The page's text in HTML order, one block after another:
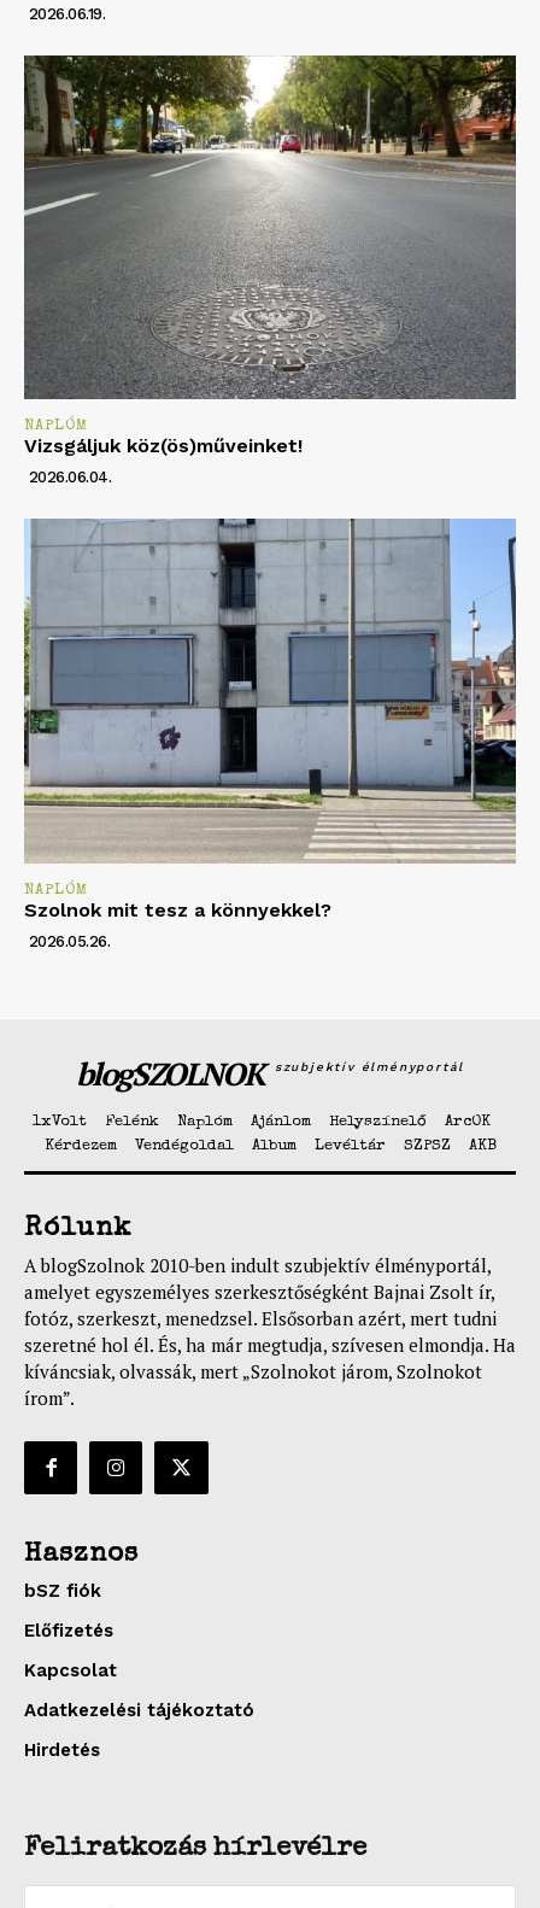
2026.06.19.
NAPLÓM
Vizsgáljuk köz(ös)műveinket!
2026.06.04.
NAPLÓM
Szolnok mit tesz a könnyekkel?
2026.05.26.
blogSZOLNOK szubjektív élményportál
1xVolt Felénk Naplóm Ajánlom Helyszínelő
ArcOK
Kérdezem
Vendégoldal Album Levéltár SZPSZ AKB
Rólunk
A blogSzolnok 2010-ben indult szubjektív élményportál,
amelyet egyszemélyes szerkesztőségként Bajnai Zsolt ír,
fotóz, szerkeszt, menedzsel. Elsősorban azért, mert tudni
szeretné hol él. És, ha már megtudja, szívesen elmondja. Ha
kíváncsiak, olvassák, mert „Szolnokot járom, Szolnokot
írom”.
Hasznos
bSZ fiók
Előfizetés
Kapcsolat
Adatkezelési tájékoztató
Hirdetés
Feliratkozás hírlevélre